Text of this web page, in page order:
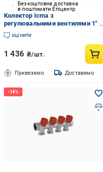
Безкоштовна доставка
в поштомати Епіцентр
Колектор Icma з
регулювальними вентилями 1" 2
виходи №1105 Red
(VRM00049594)
оцінити
1 436 ₴/шт.
Привеземо Доставимо